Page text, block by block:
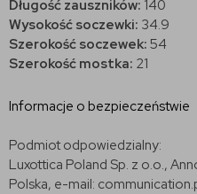
Długość zauszników: 140
Wysokość soczewki: 34.9
Szerokość soczewek: 54
Szerokość mostka: 21
Informacje o bezpieczeństwie
Podmiot odpowiedzialny:
Luxottica Poland Sp. z o.o.,
Polska, e-mail: